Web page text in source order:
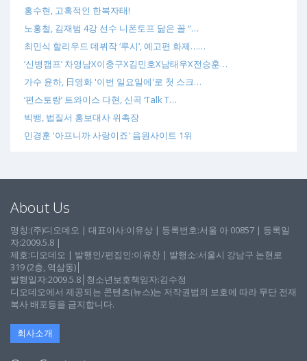
홍수현, 고혹적인 한복자태!
노홍철, 김재범 4강 선수 니폰토프 닮은 꼴 “…
최민식 할리우드 데뷔작 ‘루시’, 예고편 화제……
‘신병캠프’ 차영남X이충구X김민호X남태우X전승훈…
가수 윤하, 日영화 '이번 일요일에'로 첫 스크…
‘편스토랑’ 트와이스 다현, 신곡 ‘Talk T…
빅뱅, 법질서 홍보대사 위촉장
민경훈 '아프니까 사랑이죠' 음원사이트 1위
About Us
명칭:(주)디오데오 | 대표이사:이유상 | 등록번호:서울 아 00857 | 등록일
자:2009.5.8 |
제호:디오데오 | 발행인/편집인:이유찬 | 발행소:서울시 강남구 논현로
319 (2층, 역삼동)│
발행일자:2009.5.8│청소년보호책임자:김수정
디오데오에서 제공되는 콘텐츠(뉴스)는 저작권법의 보호에 따라 무단 전재
복사 배포등을 금지합니다.
회사소개